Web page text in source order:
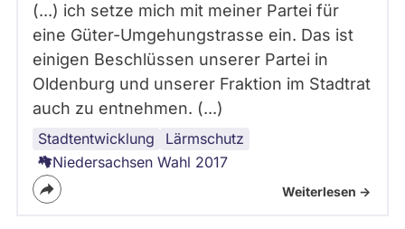
(...) ich setze mich mit meiner Partei für
eine Güter-Umgehungstrasse ein. Das ist
einigen Beschlüssen unserer Partei in
Oldenburg und unserer Fraktion im Stadtrat
auch zu entnehmen. (...)
Stadtentwicklung Lärmschutz
Infrastruktur
Verkehr
Städtebau
Bahnverkehr
Niedersachsen Wahl 2017
Weiterlesen ->